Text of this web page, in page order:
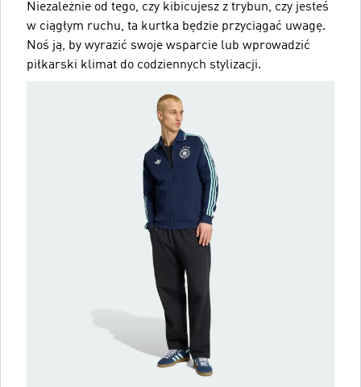
Niezależnie od tego, czy kibicujesz z trybun, czy jesteś
w ciągłym ruchu, ta kurtka będzie przyciągać uwagę.
Noś ją, by wyrazić swoje wsparcie lub wprowadzić
piłkarski klimat do codziennych stylizacji.